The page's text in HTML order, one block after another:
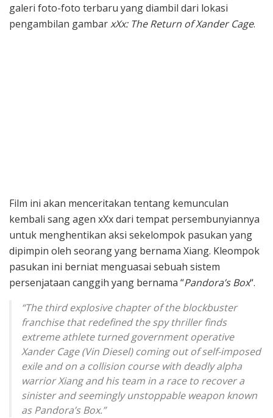
galeri foto-foto terbaru yang diambil dari lokasi
pengambilan gambarxXx: The Return of Xander Cage.
Film ini akan menceritakan tentang kemunculan
kembali sang agen xXx dari tempat persembunyiannya
untuk menghentikan aksi sekelompok pasukan yang
dipimpin oleh seorang yang bernama Xiang. Kleompok
pasukan ini berniat menguasai sebuah sistem
persenjataan canggih yang bernama “Pandora’s Box“.
“The third explosive chapter of the blockbuster
franchise that redefined the spy thriller finds
extreme athlete turned government operative
Xander Cage (Vin Diesel) coming out of self-imposed
exile and on a collision course with deadly alpha
warrior Xiang and his team in a race to recover a
sinister and seemingly unstoppable weapon known
as Pandora’s Box.”